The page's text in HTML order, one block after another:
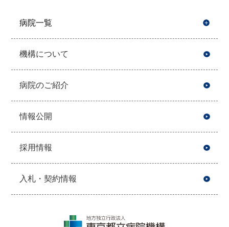
病院一覧
機構について
病院のご紹介
情報公開
採用情報
入札・契約情報